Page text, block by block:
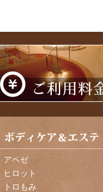
アペゼ
ヒロット
トロもみ